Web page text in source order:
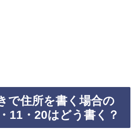
で住所を書く場合の
11・20はどう書く？